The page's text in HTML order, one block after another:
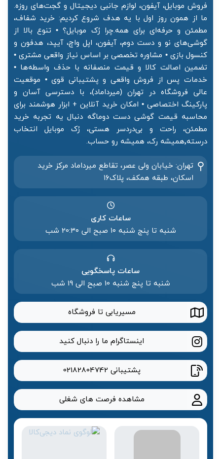
فروش موبایل، آیفون، لوازم جانبی دیجیتال و گجت‌های روزه.
ما از همون روز اول با یه هدف شروع کردیم: خرید شفاف،
مطمئن و حرفه‌ای برای همه.چرا رُک موبایل؟ • تنوع بالا از
گوشی‌های نو و دست دوم، آیفون، اپل واچ، آیپد، هدفون و
کنسول بازی • مشاوره تخصصی بر اساس نیاز واقعی مشتری •
تضمین اصالت کالا و قیمت منصفانه با حذف واسطه‌ها •
خدمات پس از فروش واقعی و پشتیبانی قوی • موقعیت
عالی فروشگاه در تهران (میرداماد)، با دسترسی آسان و
پارکینگ اختصاصی • امکان خرید آنلاین + ابزار هوشمند برای
محاسبه قیمت گوشی دست دوماگه دنبال یه تجربه خرید
مطمئن، راحت و بی‌دردسر هستی، رُک موبایل انتخاب
درسته٬همیشه رک، همیشه رو حساب.
تهران: خیابان ولی عصر، تقاطع میرداماد مرکز خرید‌
اسکان، طبقه همکف، پلاک۱۶
ساعات کاری
شنبه تا پنج شنبه ۱۰ صبح الی 20:۳۰ شب
ساعات پاسخگویی
شنبه تا پنج شنبه 10 صبح الی 19 شب
مسیریابی تا فروشگاه
اینستاگرام ما را دنبال کنید
پشتیبانی 02182804742
مشاهده فرصت های شغلی